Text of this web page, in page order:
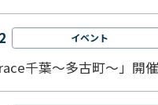
イベント
千葉～多古町～」開